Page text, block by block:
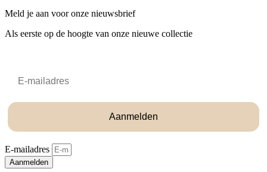
Meld je aan voor onze nieuwsbrief
Als eerste op de hoogte van onze nieuwe collectie
Aanmelden
E-mailadres
Aanmelden